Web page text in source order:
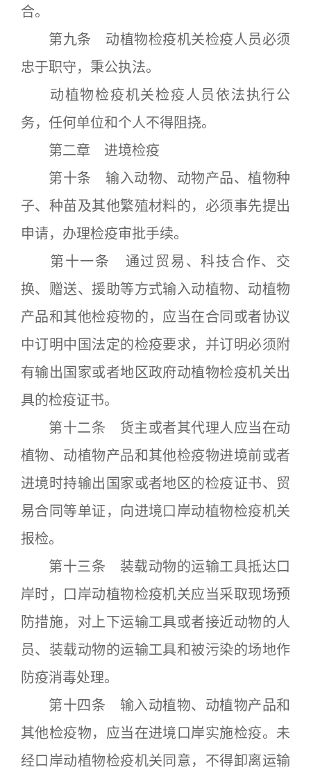
合。
第九条 动植物检疫机关检疫人员必须
忠于职守，秉公执法。
动植物检疫机关检疫人员依法执行公
务，任何单位和个人不得阻挠。
第二章 进境检疫
第十条 输入动物、动物产品、植物种
子、种苗及其他繁殖材料的，必须事先提出
申请，办理检疫审批手续。
第十一条 通过贸易、科技合作、交
换、赠送、援助等方式输入动植物、动植物
产品和其他检疫物的，应当在合同或者协议
中订明中国法定的检疫要求，并订明必须附
有输出国家或者地区政府动植物检疫机关出
具的检疫证书。
第十二条 货主或者其代理人应当在动
植物、动植物产品和其他检疫物进境前或者
进境时持输出国家或者地区的检疫证书、贸
易合同等单证，向进境口岸动植物检疫机关
报检。
第十三条 装载动物的运输工具抵达口
岸时，口岸动植物检疫机关应当采取现场预
防措施，对上下运输工具或者接近动物的人
员、装载动物的运输工具和被污染的场地作
防疫消毒处理。
第十四条 输入动植物、动植物产品和
其他检疫物，应当在进境口岸实施检疫。未
经口岸动植物检疫机关同意，不得卸离运输